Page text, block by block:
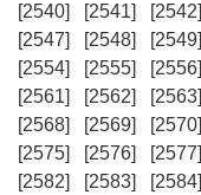
[2540]
[2541] [2542]
[2547]
[2548] [2549]
[2554]
[2555] [2556]
[2561]
[2562] [2563]
[2568]
[2569] [2570]
[2575]
[2576] [2577]
[2582]
[2583] [2584]